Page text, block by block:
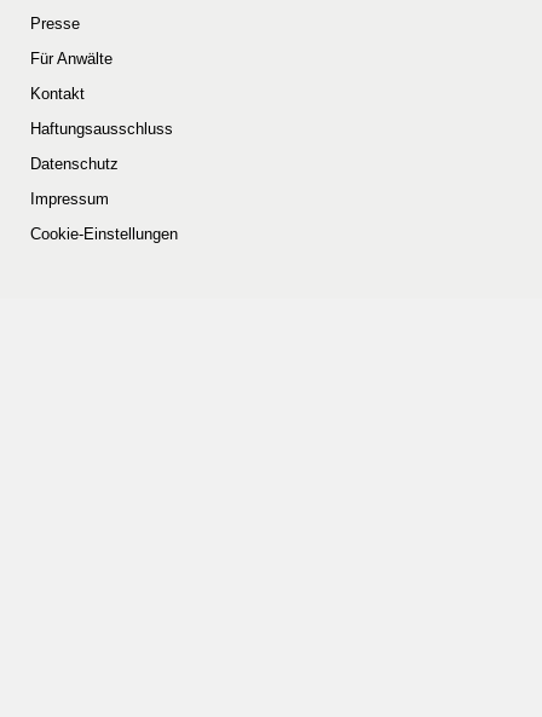
Presse
Für Anwälte
Kontakt
Haftungsausschluss
Datenschutz
Impressum
Cookie-Einstellungen